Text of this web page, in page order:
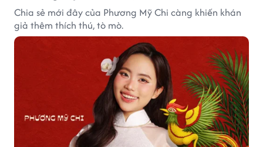
Chia sẻ mới đây của Phương Mỹ Chi càng khiến khán
giả thêm thích thú, tò mò.